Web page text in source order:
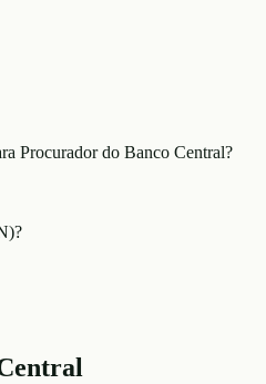
Procurador do Banco Central?